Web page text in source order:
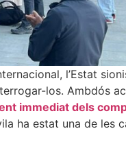
l’Estat
los. Ambdós
immediat dels
ha estat una de les